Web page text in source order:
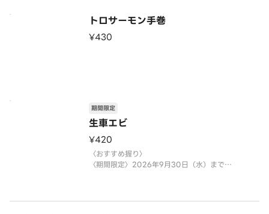
トロサーモン手巻
¥430
生車エビ
期間限定
¥420
〈おすすめ握り〉
〈期間限定〉2026年9月30日（水）まで